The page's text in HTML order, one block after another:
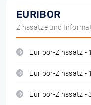
EURIBOR
Zinssätze und
Euribor-Zinssatz -
Euribor-Zinssatz -
Euribor-Zinssatz -